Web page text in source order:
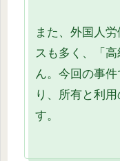
また、外国人
スも多く、「
ん。今回の事
り、所有と利
す。